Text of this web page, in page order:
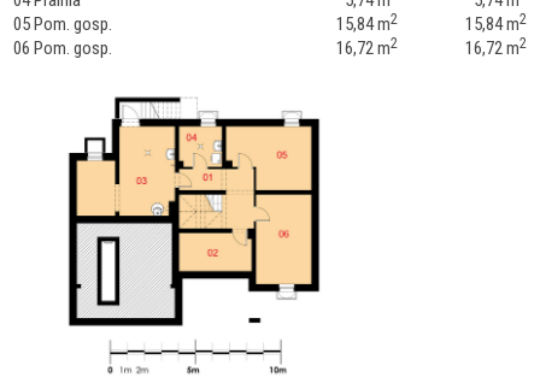
05 Pom. gosp.
06 Pom. gosp.
15,84 m2
16,72 m2
15,84 m2
16,72 m2